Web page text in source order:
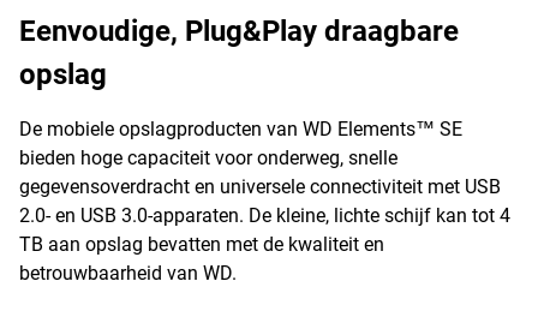
Eenvoudige, Plug&Play draagbare
opslag
De mobiele opslagproducten van WD Elements™ SE
bieden hoge capaciteit voor onderweg, snelle
gegevensoverdracht en universele connectiviteit met USB
2.0- en USB 3.0-apparaten. De kleine, lichte schijf kan tot 4
TB aan opslag bevatten met de kwaliteit en
betrouwbaarheid van WD.